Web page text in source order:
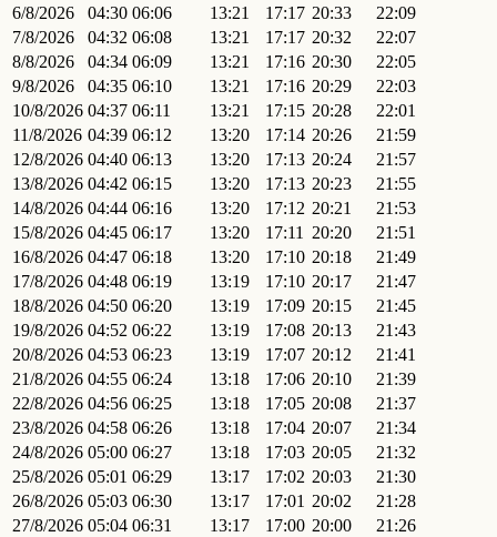
6/8/2026
04:30 06:06 13:21 17:17 20:33
22:09
7/8/2026
04:32 06:08 13:21 17:17 20:32
22:07
8/8/2026
04:34 06:09 13:21 17:16 20:30
22:05
9/8/2026
04:35 06:10 13:21 17:16 20:29
22:03
10/8/2026 04:37 06:11 13:21 17:15 20:28
22:01
11/8/2026 04:39 06:12 13:20 17:14 20:26
21:59
12/8/2026 04:40 06:13 13:20 17:13 20:24
21:57
13/8/2026 04:42 06:15 13:20 17:13 20:23
21:55
14/8/2026 04:44 06:16 13:20 17:12 20:21
21:53
15/8/2026 04:45 06:17 13:20 17:11 20:20
21:51
16/8/2026 04:47 06:18 13:20 17:10 20:18
21:49
17/8/2026 04:48 06:19 13:19 17:10 20:17
21:47
18/8/2026 04:50 06:20 13:19 17:09 20:15
21:45
19/8/2026 04:52 06:22 13:19 17:08 20:13
21:43
20/8/2026 04:53 06:23 13:19 17:07 20:12
21:41
21/8/2026 04:55 06:24 13:18 17:06 20:10
21:39
22/8/2026 04:56 06:25 13:18 17:05 20:08
21:37
23/8/2026 04:58 06:26 13:18 17:04 20:07
21:34
24/8/2026 05:00 06:27 13:18 17:03 20:05
21:32
25/8/2026 05:01 06:29 13:17 17:02 20:03
21:30
26/8/2026 05:03 06:30 13:17 17:01 20:02
21:28
27/8/2026 05:04 06:31 13:17 17:00 20:00
21:26